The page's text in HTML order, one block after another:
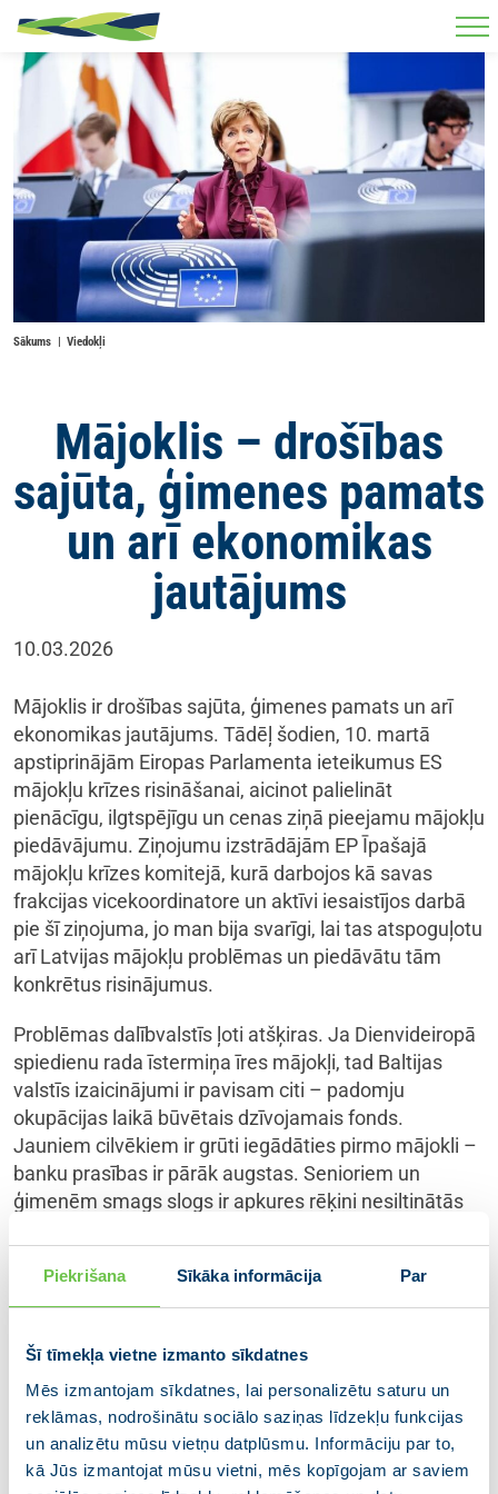
Piekrišana Sīkāka informācija Par
Šī tīmekļa vietne izmanto sīkdatnes
Mēs izmantojam sīkdatnes, lai personalizētu saturu un
reklāmas, nodrošinātu sociālo saziņas līdzekļu funkcijas
un analizētu mūsu vietņu datplūsmu. Informāciju par to,
kā Jūs izmantojat mūsu vietni, mēs kopīgojam ar saviem
Skip to main content
Sākums Viedokļi
Mājoklis – drošības
sajūta, ģimenes pamats
un arī ekonomikas
jautājums
10.03.2026
Mājoklis ir drošības sajūta, ģimenes pamats un arī
ekonomikas jautājums. Tādēļ šodien, 10. martā
apstiprinājām Eiropas Parlamenta ieteikumus ES
mājokļu krīzes risināšanai, aicinot palielināt
pienācīgu, ilgtspējīgu un cenas ziņā pieejamu mājokļu
piedāvājumu. Ziņojumu izstrādājām EP Īpašajā
mājokļu krīzes komitejā, kurā darbojos kā savas
frakcijas vicekoordinatore un aktīvi iesaistījos darbā
pie šī ziņojuma, jo man bija svarīgi, lai tas atspoguļotu
arī Latvijas mājokļu problēmas un piedāvātu tām
konkrētus risinājumus.
Problēmas dalībvalstīs ļoti atšķiras. Ja Dienvideiropā
spiedienu rada īstermiņa īres mājokļi, tad Baltijas
valstīs izaicinājumi ir pavisam citi – padomju
okupācijas laikā būvētais dzīvojamais fonds.
Jauniem cilvēkiem ir grūti iegādāties pirmo mājokli –
banku prasības ir pārāk augstas. Senioriem un
ģimenēm smags slogs ir apkures rēķini nesiltinātās
Plenārsēdes debatēs pirms balsojuma uzsvēru, ka
mājokļi ir dalībvalstu pārziņā, un vienots risinājums
Savienība nevar pati būvēt mājas, bet tā var,
piemēram, atvieglot būvniecības prasības – galvenie
darbības virzieni, uz ko aicinām Eiropas Komisiju un
dalībvalstis ir skaidri.